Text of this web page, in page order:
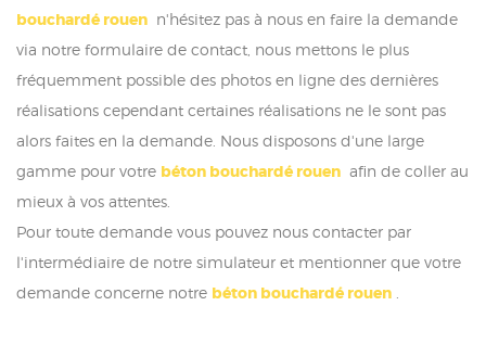
bouchardé rouen n'hésitez pas à nous en faire la demande
via notre formulaire de contact, nous mettons le plus
fréquemment possible des photos en ligne des dernières
réalisations cependant certaines réalisations ne le sont pas
alors faites en la demande. Nous disposons d'une large
gamme pour votre béton bouchardé rouen afin de coller au
mieux à vos attentes.
Pour toute demande vous pouvez nous contacter par
l'intermédiaire de notre simulateur et mentionner que votre
demande concerne notre béton bouchardé rouen